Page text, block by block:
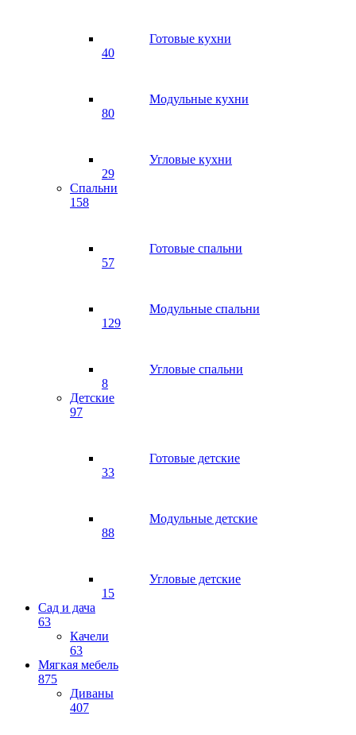
Готовые кухни
40
Модульные кухни
80
Угловые кухни
29
Спальни
158
Готовые спальни
57
Модульные спальни
129
Угловые спальни
8
Детские
97
Готовые детские
33
Модульные детские
88
Угловые детские
15
Сад и дача
63
Качели
63
Мягкая мебель
875
Диваны
407